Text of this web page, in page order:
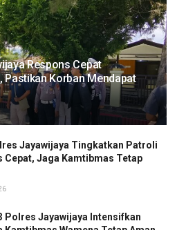
Respons Cepat
Pastikan Korban Mendapat
Jayawijaya Tingkatkan Patroli
Cepat, Jaga Kamtibmas Tetap
Polres Jayawijaya Intensifkan